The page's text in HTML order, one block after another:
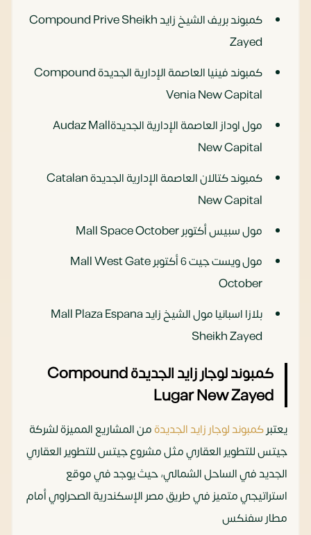
كمبوند بريف الشيخ زايد Compound Prive Sheikh
Zayed
كمبوند فينيا العاصمة الإدارية الجديدة Compound
Venia New Capital
مول اوداز العاصمة الإدارية الجديدةAudaz Mall
New Capital
كمبوند كتالان العاصمة الإدارية الجديدة Catalan
New Capital
مول سبيس أكتوبر Mall Space October
مول ويست جيت 6 أكتوبر Mall West Gate
October
بلازا اسبانيا مول الشيخ زايد Mall Plaza Espana
Sheikh Zayed
كمبوند لوجار زايد الجديدة Compound
Lugar New Zayed
يعتبركمبوند لوجار زايد الجديدةمن المشاريع المميزة لشركة
جيتس للتطوير العقاري مثل مشروع جيتس للتطوير العقاري
الجديد في الساحل الشمالي، حيث يوجد في موقع
استراتيجي متميز في طريق مصر الإسكندرية الصحراوي أمام
مطار سفنكس